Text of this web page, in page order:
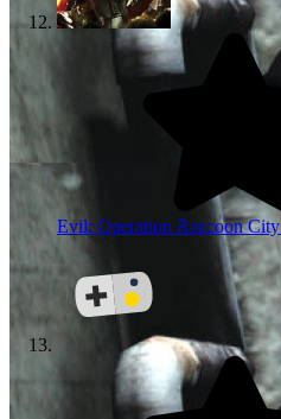
Evil: Operation Raccoon City